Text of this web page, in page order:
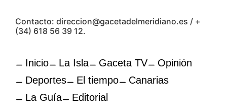
Contacto: direccion@gacetadelmeridiano.es / +
(34) 618 56 39 12.
Inicio La Isla Gaceta TV
Opinión
Deportes
El tiempo
Canarias
La Guía
Editorial